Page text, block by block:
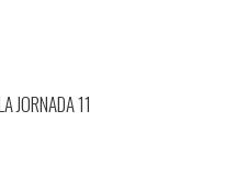
JORNADA 11